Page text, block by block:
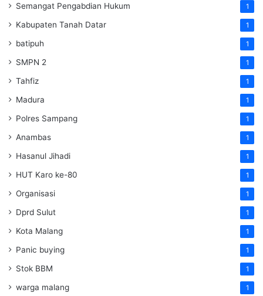
Semangat Pengabdian Hukum 1
Kabupaten Tanah Datar 1
batipuh 1
SMPN 2 1
Tahfiz 1
Madura 1
Polres Sampang 1
Anambas 1
Hasanul Jihadi 1
HUT Karo ke-80 1
Organisasi 1
Dprd Sulut 1
Kota Malang 1
Panic buying 1
Stok BBM 1
warga malang 1